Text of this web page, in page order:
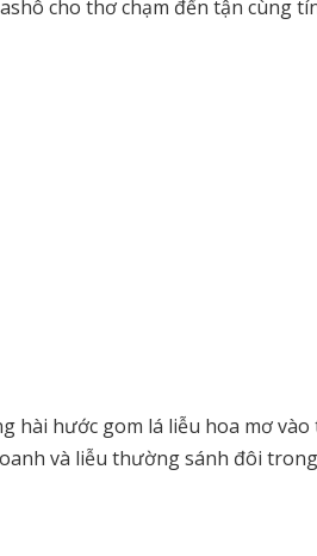
cho thơ chạm đến tận cùng
hài hước gom lá liễu hoa mơ
và liễu thường sánh đôi